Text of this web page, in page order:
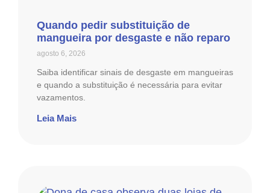
Quando pedir substituição de
mangueira por desgaste e não reparo
agosto 6, 2026
Saiba identificar sinais de desgaste em mangueiras
e quando a substituição é necessária para evitar
vazamentos.
Leia Mais